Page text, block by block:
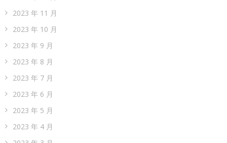
2023 年 11 月
2023 年 10 月
2023 年 9 月
2023 年 8 月
2023 年 7 月
2023 年 6 月
2023 年 5 月
2023 年 4 月